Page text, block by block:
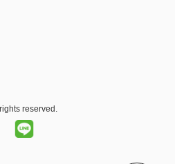
reserved.